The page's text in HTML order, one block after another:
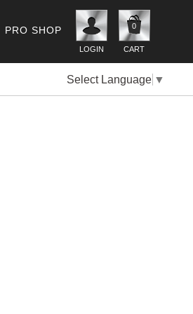
LOGIN
0
CART
PRO SHOP
Select Language ▼